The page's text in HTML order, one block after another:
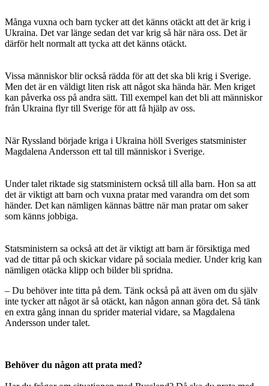
Många vuxna och barn tycker att det känns otäckt att det är krig i
Ukraina. Det var länge sedan det var krig så här nära oss. Det är
därför helt normalt att tycka att det känns otäckt.
Vissa människor blir också rädda för att det ska bli krig i Sverige.
Men det är en väldigt liten risk att något ska hända här. Men kriget
kan påverka oss på andra sätt. Till exempel kan det bli att människor
från Ukraina flyr till Sverige för att få hjälp av oss.
När Ryssland började kriga i Ukraina höll Sveriges statsminister
Magdalena Andersson ett tal till människor i Sverige.
Under talet riktade sig statsministern också till alla barn. Hon sa att
det är viktigt att barn och vuxna pratar med varandra om det som
händer. Det kan nämligen kännas bättre när man pratar om saker
som känns jobbiga.
Statsministern sa också att det är viktigt att barn är försiktiga med
vad de tittar på och skickar vidare på sociala medier. Under krig kan
nämligen otäcka klipp och bilder bli spridna.
– Du behöver inte titta på dem. Tänk också på att även om du själv
inte tycker att något är så otäckt, kan någon annan göra det. Så tänk
en extra gång innan du sprider material vidare, sa Magdalena
Andersson under talet.
Behöver du någon att prata med?